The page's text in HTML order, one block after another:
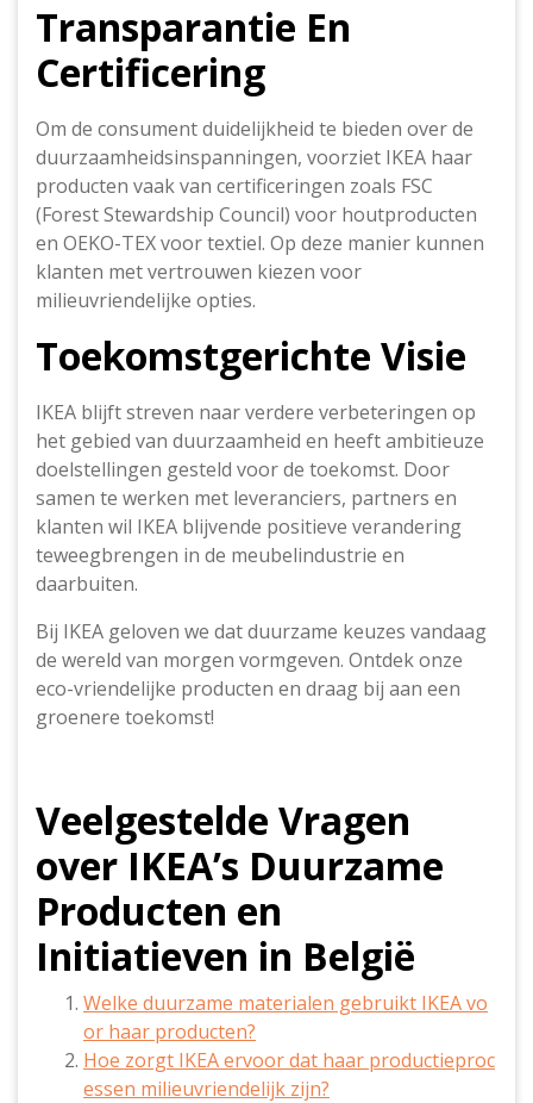
Transparantie En
Certificering
Om de consument duidelijkheid te bieden over de
duurzaamheidsinspanningen, voorziet IKEA haar
producten vaak van certificeringen zoals FSC
(Forest Stewardship Council) voor houtproducten
en OEKO-TEX voor textiel. Op deze manier kunnen
klanten met vertrouwen kiezen voor
milieuvriendelijke opties.
Toekomstgerichte Visie
IKEA blijft streven naar verdere verbeteringen op
het gebied van duurzaamheid en heeft ambitieuze
doelstellingen gesteld voor de toekomst. Door
samen te werken met leveranciers, partners en
klanten wil IKEA blijvende positieve verandering
teweegbrengen in de meubelindustrie en
daarbuiten.
Bij IKEA geloven we dat duurzame keuzes vandaag
de wereld van morgen vormgeven. Ontdek onze
eco-vriendelijke producten en draag bij aan een
groenere toekomst!
Veelgestelde Vragen
over IKEA’s Duurzame
Producten en
Initiatieven in België
Welke duurzame materialen gebruikt IKEA vo
or haar producten?
Hoe zorgt IKEA ervoor dat haar productieproc
essen milieuvriendelijk zijn?